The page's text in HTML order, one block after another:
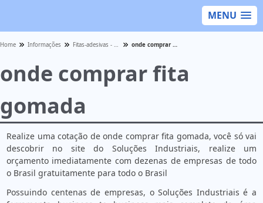
MENU
Home Informações Fitas-adesivas - Categoria onde comprar fita gomada
onde comprar fita
gomada
Realize uma cotação de onde comprar fita gomada, você só vai
descobrir no site do Soluções Industriais, realize um
orçamento imediatamente com dezenas de empresas de todo
o Brasil gratuitamente para todo o Brasil
Possuindo centenas de empresas, o Soluções Industriais é a